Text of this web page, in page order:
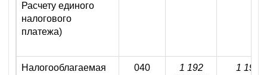
Расчету единого
налогового
платежа)
Налогооблагаемая
040
1 192
1 192